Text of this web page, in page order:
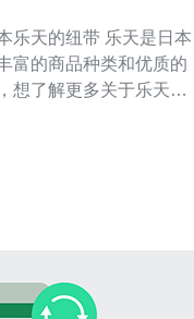
带 乐天是日本
富的商品种类和优质的
想了解更多关于乐天的